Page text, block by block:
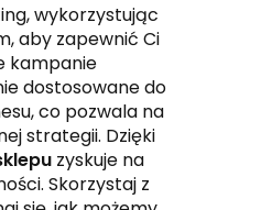
wykorzystując
aby zapewnić Ci
kampanie
dostosowane do
co pozwala na
strategii. Dzięki
zyskuje na
Skorzystaj z